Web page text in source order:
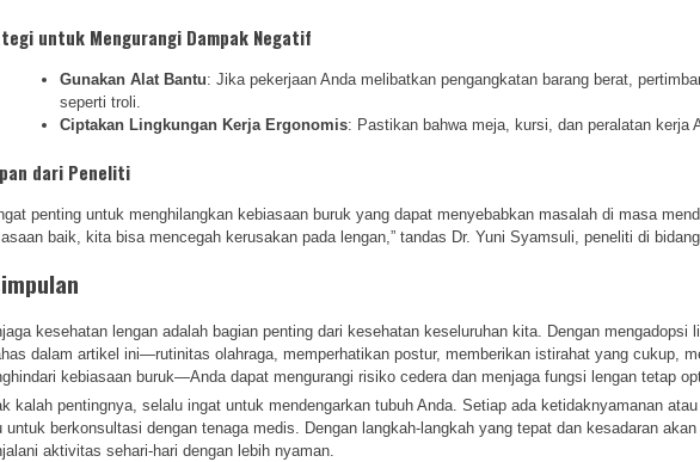
untuk Mengurangi Dampak Negatif
Gunakan Alat Bantu: Jika pekerjaan Anda melibatkan pengangkatan barang berat,
seperti troli.
Ciptakan Lingkungan Kerja Ergonomis: Pastikan bahwa meja, kursi, dan peralatan kerja
dari Peneliti
penting untuk menghilangkan kebiasaan buruk yang dapat menyebabkan masalah di masa
baik, kita bisa mencegah kerusakan pada lengan,” tandas Dr. Yuni Syamsuli, peneliti di
kesehatan lengan adalah bagian penting dari kesehatan keseluruhan kita. Dengan mengadopsi
dalam artikel ini—rutinitas olahraga, memperhatikan postur, memberikan istirahat yang cukup,
kebiasaan buruk—Anda dapat mengurangi risiko cedera dan menjaga fungsi lengan tetap
kalah pentingnya, selalu ingat untuk mendengarkan tubuh Anda. Setiap ada ketidaknyamanan
untuk berkonsultasi dengan tenaga medis. Dengan langkah-langkah yang tepat dan kesadaran
aktivitas sehari-hari dengan lebih nyaman.